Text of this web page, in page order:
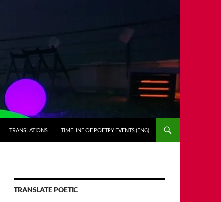
TRANSLATIONS TIMELINE OF POETRY EVENTS (ENG)
TRANSLATE POETIC